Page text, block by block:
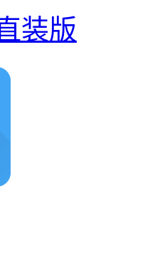
装版